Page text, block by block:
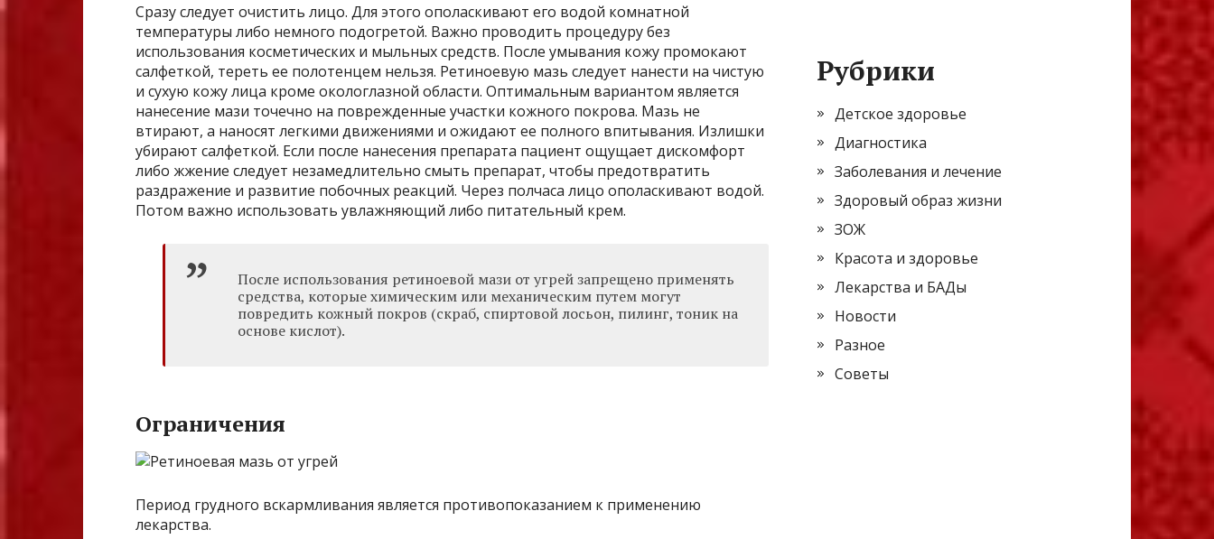
Сразу следует очистить лицо. Для этого ополаскивают его водой комнатной
температуры либо немного подогретой. Важно проводить процедуру без
использования косметических и мыльных средств. После умывания кожу промокают
салфеткой, тереть ее полотенцем нельзя. Ретиноевую мазь следует нанести на чистую
и сухую кожу лица кроме окологлазной области. Оптимальным вариантом является
нанесение мази точечно на поврежденные участки кожного покрова. Мазь не
втирают, а наносят легкими движениями и ожидают ее полного впитывания. Излишки
убирают салфеткой. Если после нанесения препарата пациент ощущает дискомфорт
либо жжение следует незамедлительно смыть препарат, чтобы предотвратить
раздражение и развитие побочных реакций. Через полчаса лицо ополаскивают водой.
Потом важно использовать увлажняющий либо питательный крем.
После использования ретиноевой мази от угрей запрещено применять
средства, которые химическим или механическим путем могут
повредить кожный покров (скраб, спиртовой лосьон, пилинг, тоник на
основе кислот).
Ограничения
Период грудного вскармливания является противопоказанием к применению
лекарства.
Рубрики
Детское здоровье
Диагностика
Заболевания и лечение
Здоровый образ жизни
ЗОЖ
Красота и здоровье
Лекарства и БАДы
Новости
Разное
Советы